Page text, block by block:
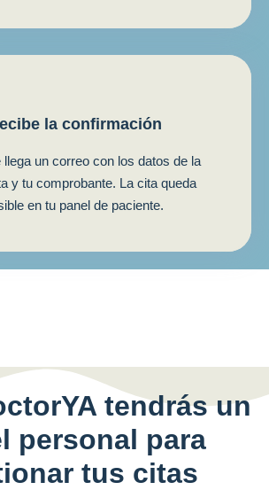
la confirmación
llega un correo con los datos de la
y tu comprobante. La cita queda
en tu panel de paciente.
tendrás un
personal para
tus citas